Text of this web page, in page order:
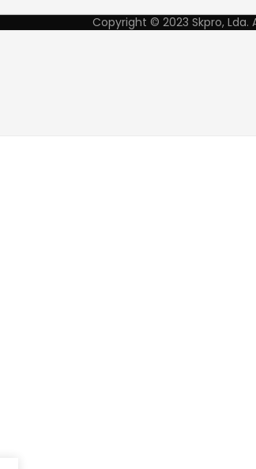
Copyright © 2023 Skpro, Lda.